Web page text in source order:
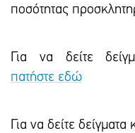
ποσότητας
Για να δείτε
πατήστε εδώ
Για να δείτε